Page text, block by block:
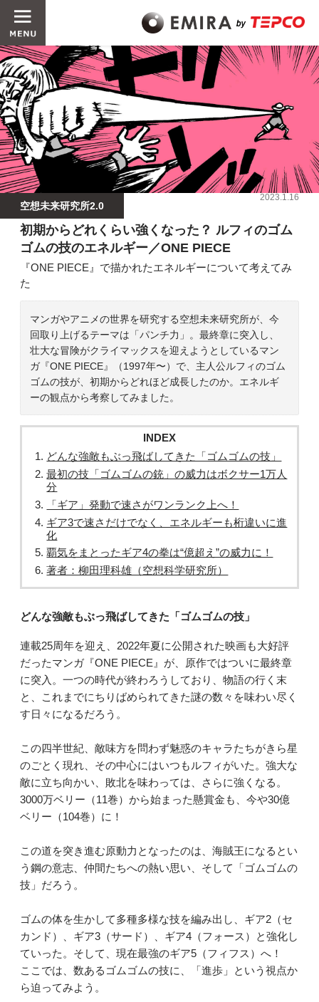
空想未来研究所2.0
2023.1.16
初期からどれくらい強くなった？ ルフィのゴム
ゴムの技のエネルギー／ONE PIECE
『ONE PIECE』で描かれたエネルギーについて考えてみ
た
マンガやアニメの世界を研究する空想未来研究所が、今
回取り上げるテーマは「パンチ力」。最終章に突入し、
壮大な冒険がクライマックスを迎えようとしているマン
ガ『ONE PIECE』（1997年〜）で、主人公ルフィのゴム
ゴムの技が、初期からどれほど成長したのか。エネルギ
ーの観点から考察してみました。
INDEX
どんな強敵もぶっ飛ばしてきた「ゴムゴムの技」
最初の技「ゴムゴムの銃」の威力はボクサー1万人
分
「ギア」発動で速さがワンランク上へ！
ギア3で速さだけでなく、エネルギーも桁違いに進
化
覇気をまとったギア4の拳は“億超え”の威力に！
著者：柳田理科雄（空想科学研究所）
どんな強敵もぶっ飛ばしてきた「ゴムゴムの技」
連載25周年を迎え、2022年夏に公開された映画も大好評
だったマンガ『ONE PIECE』が、原作ではついに最終章
に突入。一つの時代が終わろうしており、物語の行く末
と、これまでにちりばめられてきた謎の数々を味わい尽く
す日々になるだろう。
この四半世紀、敵味方を問わず魅惑のキャラたちがきら星
のごとく現れ、その中心にはいつもルフィがいた。強大な
敵に立ち向かい、敗北を味わっては、さらに強くなる。
3000万ベリー（11巻）から始まった懸賞金も、今や30億
ベリー（104巻）に！
この道を突き進む原動力となったのは、海賊王になるとい
う鋼の意志、仲間たちへの熱い思い、そして「ゴムゴムの
技」だろう。
ゴムの体を生かして多種多様な技を編み出し、ギア2（セ
カンド）、ギア3（サード）、ギア4（フォース）と強化し
ていった。そして、現在最強のギア5（フィフス）へ！
ここでは、数あるゴムゴムの技に、「進歩」という視点か
ら迫ってみよう。